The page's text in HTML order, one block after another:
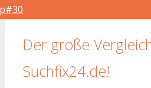
Der große
Suchfix24.de!